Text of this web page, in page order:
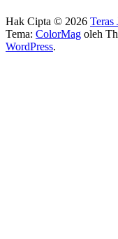
Hak Cipta © 2026 Teras
Tema: ColorMag oleh
WordPress.